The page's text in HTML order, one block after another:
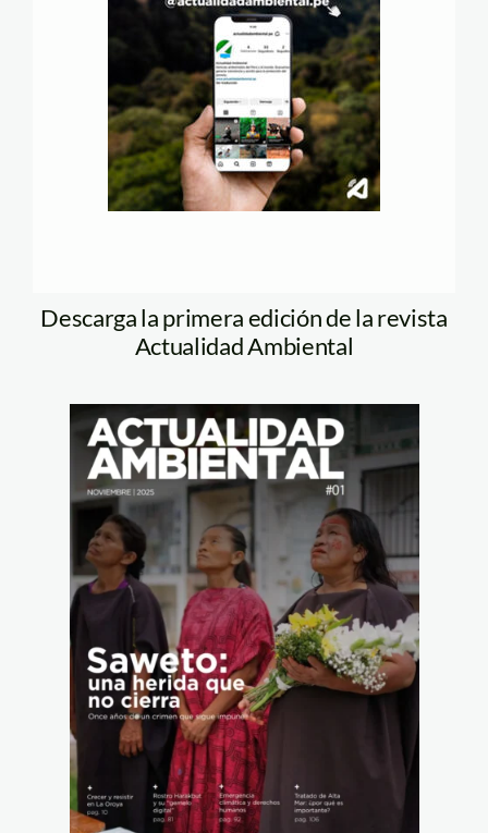
Descarga la primera edición de la revista
Actualidad Ambiental